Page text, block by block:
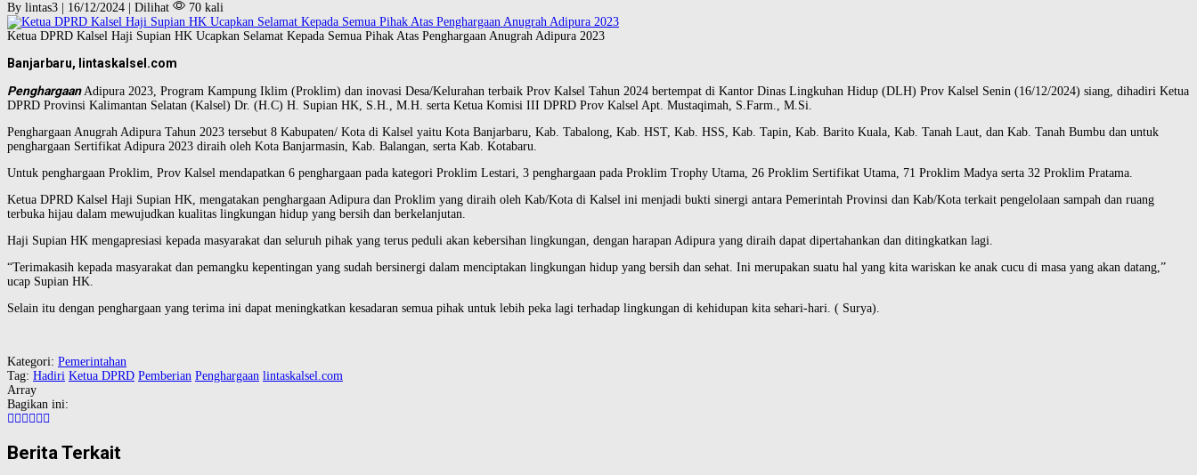
By lintas3 | 16/12/2024 | Dilihat 70 kali
Ketua DPRD Kalsel Haji Supian HK Ucapkan Selamat Kepada Semua Pihak Atas Penghargaan Anugrah Adipura 2023
Banjarbaru, lintaskalsel.com
PenghargaanAdipura 2023, Program Kampung Iklim (Proklim) dan inovasi Desa/Kelurahan terbaik Prov Kalsel Tahun 2024 bertempat di Kantor Dinas Lingkuhan Hidup (DLH) Prov Kalsel Senin (16/12/2024) siang, dihadiri Ketua
DPRD Provinsi Kalimantan Selatan (Kalsel) Dr. (H.C) H. Supian HK, S.H., M.H. serta Ketua Komisi III DPRD Prov Kalsel Apt. Mustaqimah, S.Farm., M.Si.
Penghargaan Anugrah Adipura Tahun 2023 tersebut 8 Kabupaten/ Kota di Kalsel yaitu Kota Banjarbaru, Kab. Tabalong, Kab. HST, Kab. HSS, Kab. Tapin, Kab. Barito Kuala, Kab. Tanah Laut, dan Kab. Tanah Bumbu dan untuk
penghargaan Sertifikat Adipura 2023 diraih oleh Kota Banjarmasin, Kab. Balangan, serta Kab. Kotabaru.
Untuk penghargaan Proklim, Prov Kalsel mendapatkan 6 penghargaan pada kategori Proklim Lestari, 3 penghargaan pada Proklim Trophy Utama, 26 Proklim Sertifikat Utama, 71 Proklim Madya serta 32 Proklim Pratama.
Ketua DPRD Kalsel Haji Supian HK, mengatakan penghargaan Adipura dan Proklim yang diraih oleh Kab/Kota di Kalsel ini menjadi bukti sinergi antara Pemerintah Provinsi dan Kab/Kota terkait pengelolaan sampah dan ruang
terbuka hijau dalam mewujudkan kualitas lingkungan hidup yang bersih dan berkelanjutan.
Haji Supian HK mengapresiasi kepada masyarakat dan seluruh pihak yang terus peduli akan kebersihan lingkungan, dengan harapan Adipura yang diraih dapat dipertahankan dan ditingkatkan lagi.
“Terimakasih kepada masyarakat dan pemangku kepentingan yang sudah bersinergi dalam menciptakan lingkungan hidup yang bersih dan sehat. Ini merupakan suatu hal yang kita wariskan ke anak cucu di masa yang akan datang,”
ucap Supian HK.
Selain itu dengan penghargaan yang terima ini dapat meningkatkan kesadaran semua pihak untuk lebih peka lagi terhadap lingkungan di kehidupan kita sehari-hari. ( Surya).
Kategori: Pemerintahan
Tag: Hadiri Ketua DPRD Pemberian Penghargaan lintaskalsel.com
Array
Bagikan ini:
Berita Terkait